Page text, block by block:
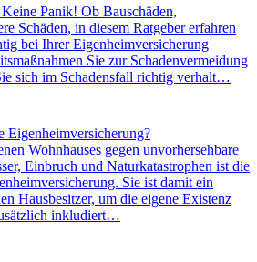
Panik! Ob Bauschäden,
Schäden, in diesem Ratgeber erfahren
bei Ihrer Eigenheimversicherung
Sie zur Schadenvermeidung
sich im Schadensfall richtig verhalt…
Eigenheimversicherung?
Wohnhauses gegen unvorhersehbare
Einbruch und Naturkatastrophen ist die
Sie ist damit ein
Hausbesitzer, um die eigene Existenz
inkludiert…